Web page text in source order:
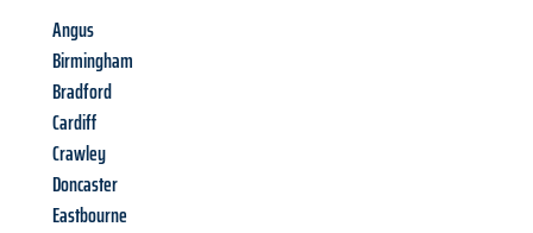
Angus
Birmingham
Bradford
Cardiff
Crawley
Doncaster
Eastbourne